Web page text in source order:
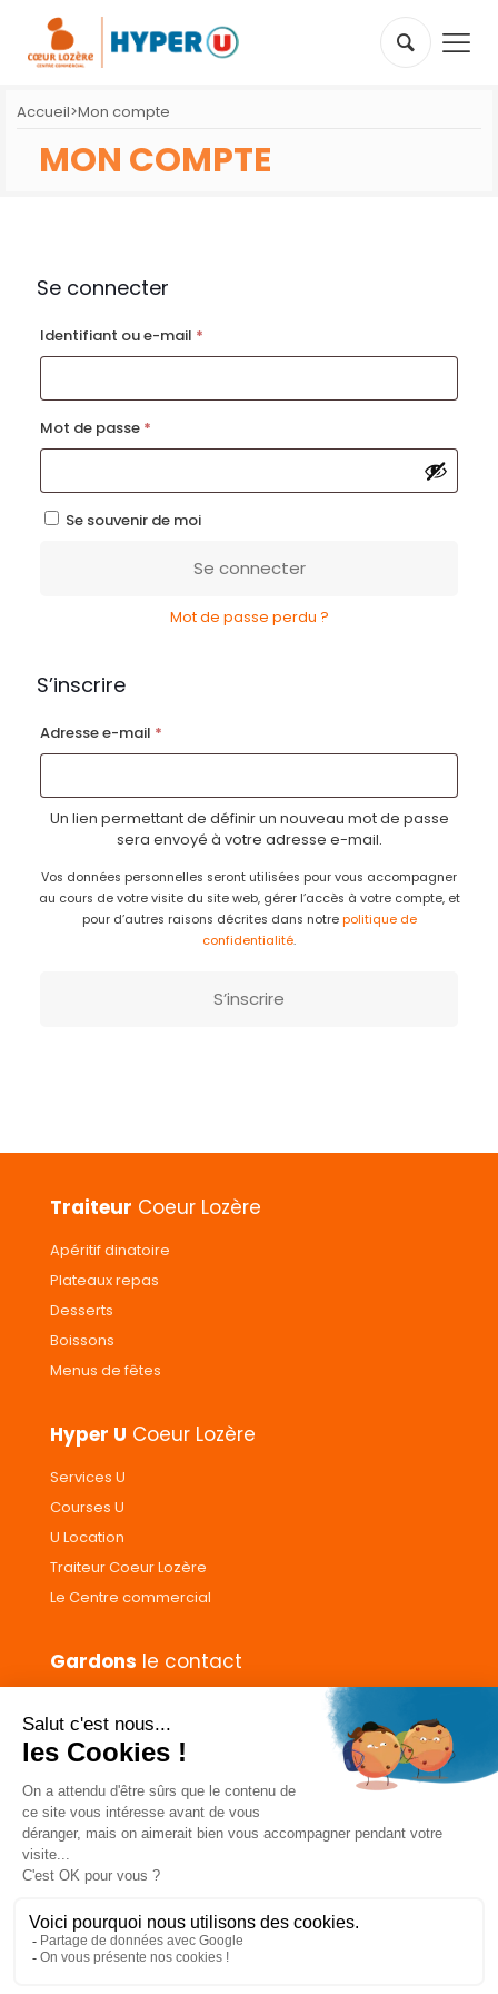
Accueil>Mon compte
MON COMPTE
Se connecter
Identifiant ou e-mail *
Mot de passe *
Se souvenir de moi
Se connecter
Mot de passe perdu ?
S’inscrire
Adresse e-mail *
Un lien permettant de définir un nouveau mot de passe
sera envoyé à votre adresse e-mail.
Vos données personnelles seront utilisées pour vous accompagner
au cours de votre visite du site web, gérer l’accès à votre compte, et
pour d’autres raisons décrites dans notre politique de
confidentialité.
S’inscrire
Traiteur Coeur Lozère
Apéritif dinatoire
Plateaux repas
Desserts
Boissons
Menus de fêtes
Hyper U Coeur Lozère
Services U
Courses U
U Location
Traiteur Coeur Lozère
Le Centre commercial
Gardons le contact
Donnez votre avis
CGVs Livraison et paiement
Mentions légales
Confidentialité
Pour votre santé, ne grignotez pas entre les repas.
www.mangerbouger.fr